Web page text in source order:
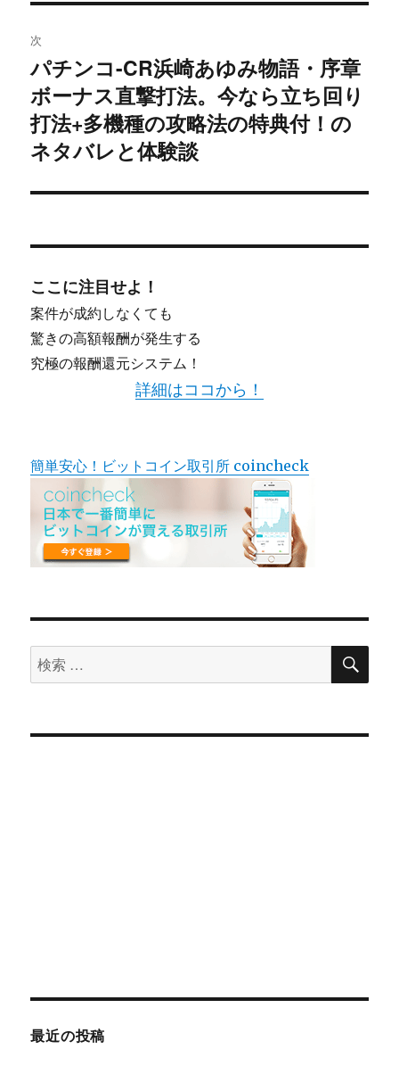
ゲ
ー
シ
ョ
ン
稿:
次
次
の
投
稿:
パチンコ-CR浜崎あゆみ物語・序章
ボーナス直撃打法。今なら立ち回り
打法+多機種の攻略法の特典付！の
ネタバレと体験談
ここに注目せよ！
案件が成約しなくても
驚きの高額報酬が発生する
究極の報酬還元システム！
詳細はココから！
簡単安心！ビットコイン取引所 coincheck
検
索
象:
検
最近の投稿